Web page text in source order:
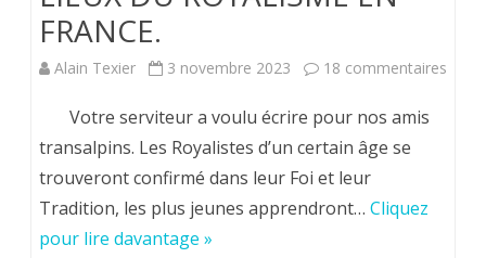
*
FRANCE.
Alain Texier 3 novembre 2023 18 commentaires
Votre serviteur a voulu écrire pour nos amis
transalpins. Les Royalistes d’un certain âge se
trouveront confirmé dans leur Foi et leur
Tradition, les plus jeunes apprendront… Cliquez
pour lire davantage »